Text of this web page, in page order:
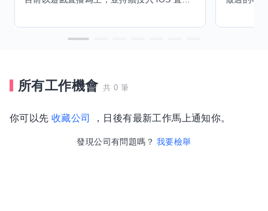
所有工作機會 共 0 筆
你可以先 收藏公司 ，日後有最新工作馬上通知你。
發現公司有問題嗎？ 我要檢舉